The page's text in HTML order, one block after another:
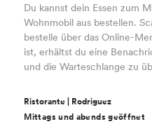
Du kannst dein Essen zum
Wohnmobil aus bestellen.
bestelle über das Online-
ist, erhältst du eine
und die Warteschlange zu
Ristorante | Rodriguez
Mittags und abends geöffnet